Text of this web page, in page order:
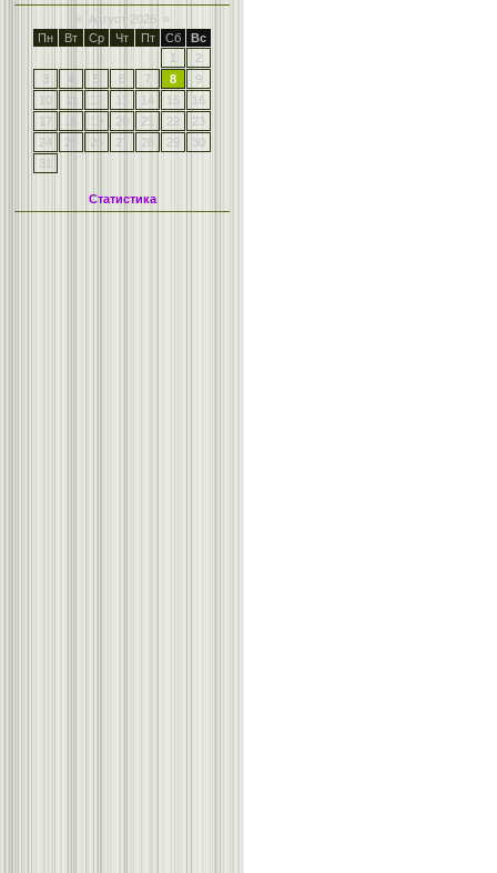
«
Август 2026
»
Пн
Вт Ср Чт Пт Сб
Вс
1
2
3
4 5 6 7 8
9
10
11 12 13 14 15
16
17
18 19 20 21 22
23
24
25 26 27 28 29
30
31
Статистика